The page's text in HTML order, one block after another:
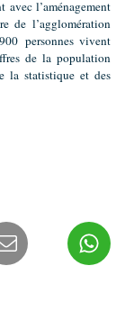
avec l’aménagement
de l’agglomération
personnes vivent
de la population
la statistique et des